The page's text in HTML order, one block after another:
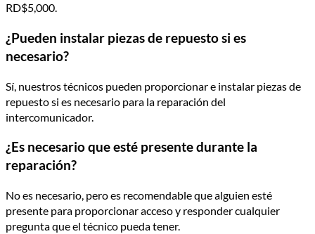
RD$5,000.
¿Pueden instalar piezas de repuesto si es
necesario?
Sí, nuestros técnicos pueden proporcionar e instalar piezas de
repuesto si es necesario para la reparación del
intercomunicador.
¿Es necesario que esté presente durante la
reparación?
No es necesario, pero es recomendable que alguien esté
presente para proporcionar acceso y responder cualquier
pregunta que el técnico pueda tener.